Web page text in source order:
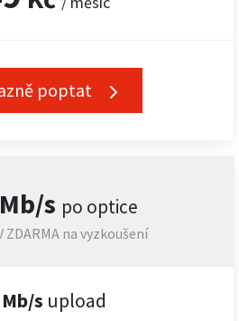
Mb/s po optice
ZDARMA na vyzkoušení
s upload
poptat